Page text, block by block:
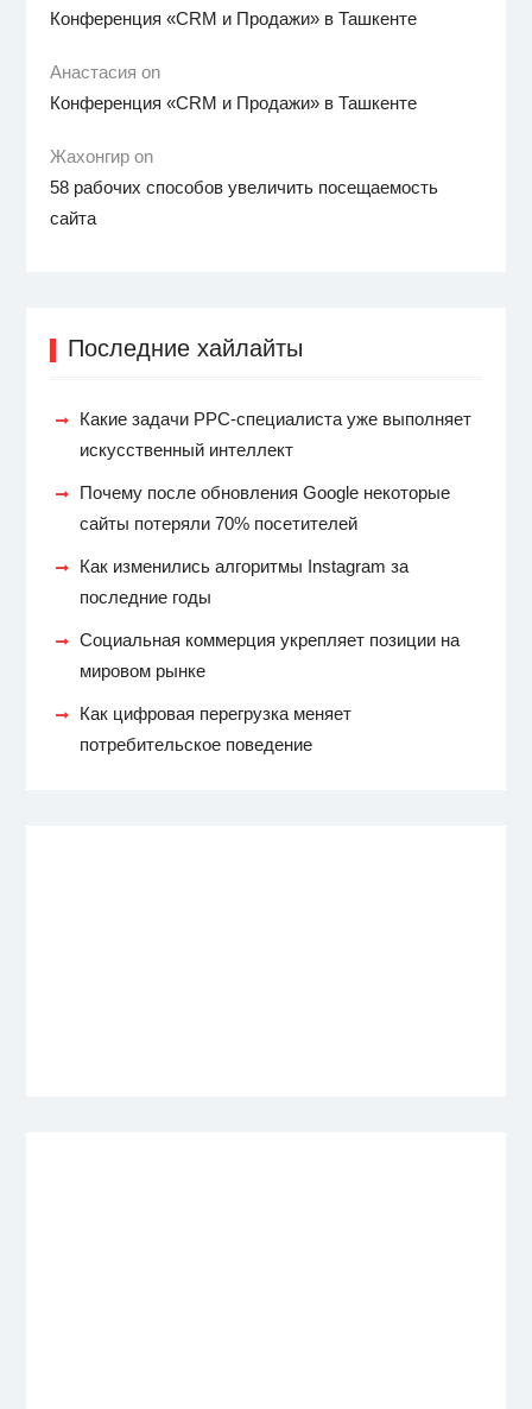
Конференция «CRM и Продажи» в Ташкенте
Анастасия on
Конференция «CRM и Продажи» в Ташкенте
Жахонгир on
58 рабочих способов увеличить посещаемость
сайта
Последние хайлайты
Какие задачи PPC-специалиста уже выполняет
искусственный интеллект
Почему после обновления Google некоторые
сайты потеряли 70% посетителей
Как изменились алгоритмы Instagram за
последние годы
Социальная коммерция укрепляет позиции на
мировом рынке
Как цифровая перегрузка меняет
потребительское поведение